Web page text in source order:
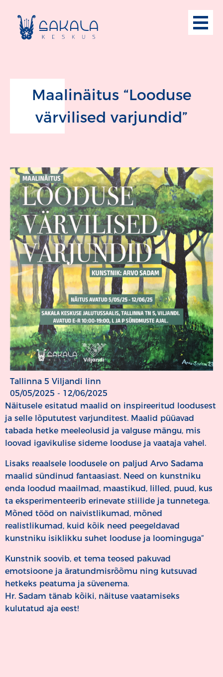
Maalinäitus “Looduse
värvilised varjundid”
Tallinna 5 Viljandi linn
05/05/2025 - 12/06/2025
Näitusele esitatud maalid on inspireeritud loodusest
ja selle lõpututest varjunditest. Maalid püüavad
tabada hetke meeleolusid ja valguse mängu, mis
loovad igavikulise sideme looduse ja vaataja vahel.
Lisaks reaalsele loodusele on paljud Arvo Sadama
maalid sündinud fantaasiast. Need on kunstniku
enda loodud maailmad, maastikud, lilled, puud, kus
ta eksperimenteerib erinevate stiilide ja tunnetega.
Mõned tööd on naivistlikumad, mõned
realistlikumad, kuid kõik need peegeldavad
kunstniku isiklikku suhet looduse ja loominguga“
Kunstnik soovib, et tema teosed pakuvad
emotsioone ja äratundmisrõõmu ning kutsuvad
hetkeks peatuma ja süvenema.
Hr. Sadam tänab kõiki, näituse vaatamiseks
kulutatud aja eest!